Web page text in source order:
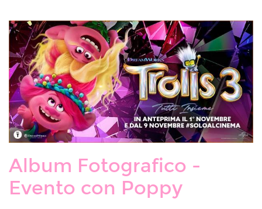
Album Fotografico -
Evento con Poppy